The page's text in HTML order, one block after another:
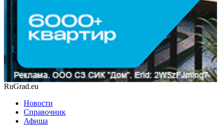
RuGrad.eu
Новости
Справочник
Афиша